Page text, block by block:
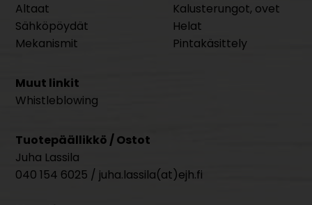
Altaat
Sähköpöydät
Mekanismit
Kalusterungot, ovet
Helat
Pintakäsittely
Muut linkit
Whistleblowing
Tuotepäällikkö / Ostot
Juha Lassila
040 154 6025 / juha.lassila(at)ejh.fi